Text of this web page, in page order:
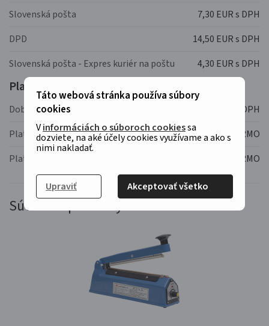
Táto webová stránka používa súbory
cookies
Vinformáciách o súboroch cookiessa
dozviete, na aké účely cookies využívame a ako s
nimi nakladať.
Upraviť Akceptovať všetko
Slovenská pošta
7,30 EUR s DPH
DPD
14,50 EUR s DPH
Slovenská pošta - Expres kuriér na poštu
4,30 EUR s DPH
Platba:
Dobierka
1,67 EUR s DPH
Platba vopred - bankovým prevodom
ZADARMO
Platba kartou - ihneď
ZADARMO
Súvisiace produkty